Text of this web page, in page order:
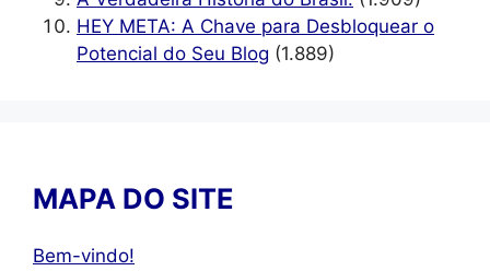
HEY META: A Chave para Desbloquear o
Potencial do Seu Blog (1.889)
MAPA DO SITE
Bem-vindo!